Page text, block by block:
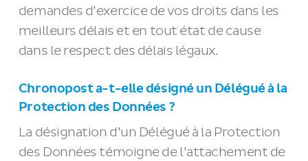
demandes d’exercice de vos droits dans les
meilleurs délais et en tout état de cause
dans le respect des délais légaux.
Chronopost a-t-elle désigné un Délégué à la
Protection des Données ?
La désignation d’un Délégué à la Protection
des Données témoigne de l’attachement de